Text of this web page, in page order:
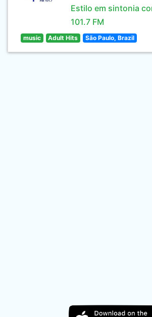
Estilo em sintonia
101.7 FM
music Adult Hits São Paulo, Brazil